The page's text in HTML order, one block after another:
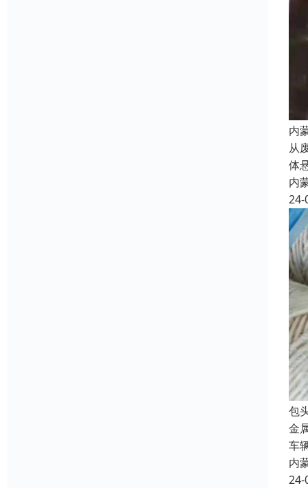
内
从
体
内
24-
包
金
车
内
24-